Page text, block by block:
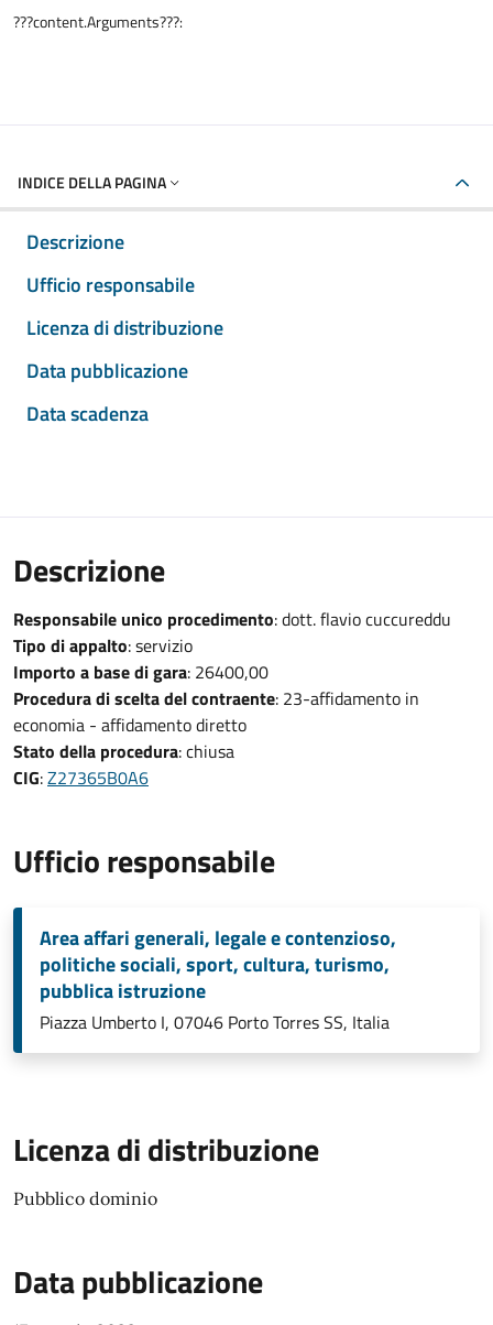
???content.Arguments???:
INDICE DELLA PAGINA
Descrizione
Ufficio responsabile
Licenza di distribuzione
Data pubblicazione
Data scadenza
Descrizione
Responsabile unico procedimento: dott. flavio cuccureddu
Tipo di appalto: servizio
Importo a base di gara: 26400,00
Procedura di scelta del contraente: 23-affidamento in
economia - affidamento diretto
Stato della procedura: chiusa
CIG:Z27365B0A6
Ufficio responsabile
Area affari generali, legale e contenzioso,
politiche sociali, sport, cultura, turismo,
pubblica istruzione
Piazza Umberto I, 07046 Porto Torres SS, Italia
Licenza di distribuzione
Pubblico dominio
Data pubblicazione